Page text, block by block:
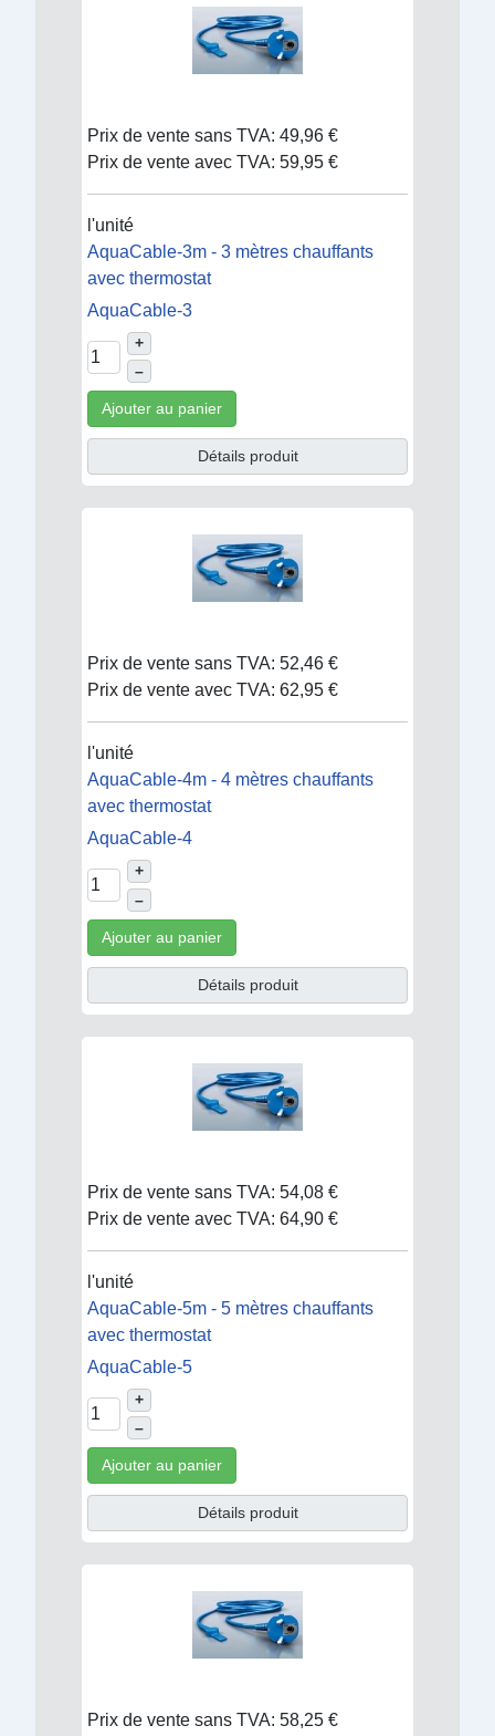
Prix de vente sans TVA: 49,96 €
Prix de vente avec TVA: 59,95 €
l'unité
AquaCable-3m - 3 mètres chauffants
avec thermostat
AquaCable-3
+
–
Ajouter au panier
Détails produit
Prix de vente sans TVA: 52,46 €
Prix de vente avec TVA: 62,95 €
l'unité
AquaCable-4m - 4 mètres chauffants
avec thermostat
AquaCable-4
+
–
Ajouter au panier
Détails produit
Prix de vente sans TVA: 54,08 €
Prix de vente avec TVA: 64,90 €
l'unité
AquaCable-5m - 5 mètres chauffants
avec thermostat
AquaCable-5
+
–
Ajouter au panier
Détails produit
Prix de vente sans TVA: 58,25 €